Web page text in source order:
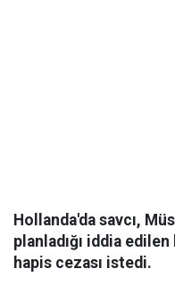
Hollanda'da savcı,
planladığı iddia edilen
hapis cezası istedi.